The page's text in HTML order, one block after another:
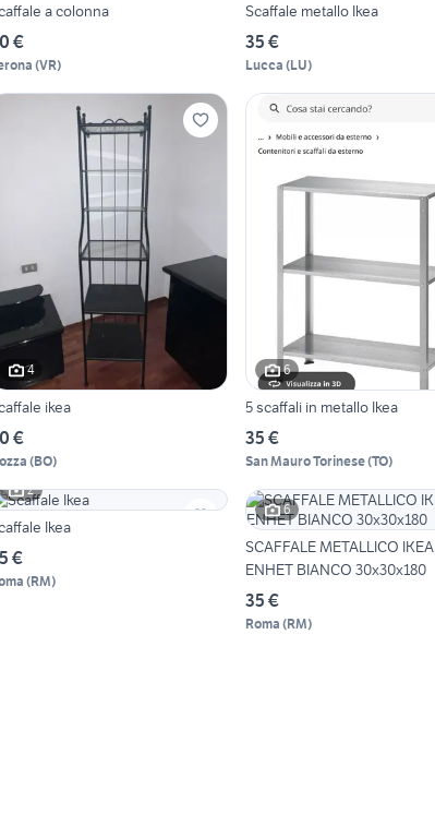
a colonna
€
(VR)
Scaffale metallo Ikea
35 €
Lucca (LU)
4
ikea
€
(BO)
6
5 scaffali in metallo Ikea
35 €
San Mauro Torinese(TO)
2
Ikea
€
(RM)
6
SCAFFALE METALLICO IKEA
ENHET BIANCO 30x30x180
35 €
Roma (RM)